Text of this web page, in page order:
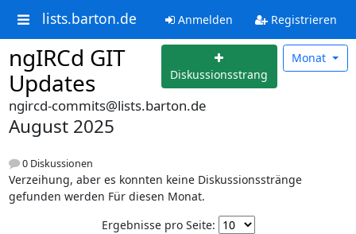
lists.barton.de Anmelden Registrieren
ngIRCd GIT
Updates
Diskussionsstrang
Monat
ngircd-commits@lists.barton.de
August 2025
0 Diskussionen
Verzeihung, aber es konnten keine Diskussionsstränge
gefunden werden Für diesen Monat.
Ergebnisse pro Seite: